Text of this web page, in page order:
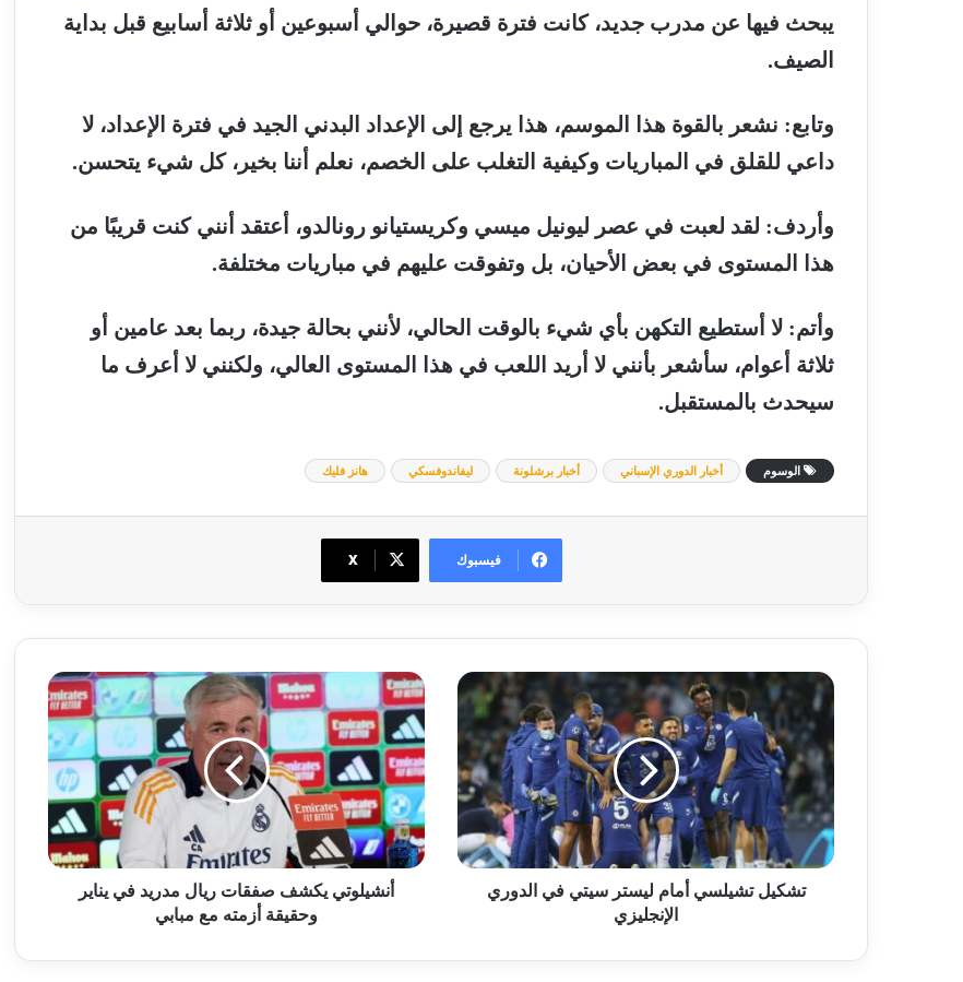
يبحث فيها عن مدرب جديد، كانت فترة قصيرة، حوالي أسبوعين أو ثلاثة أسابيع قبل بداية
الصيف.
وتابع: نشعر بالقوة هذا الموسم، هذا يرجع إلى الإعداد البدني الجيد في فترة الإعداد، لا
داعي للقلق في المباريات وكيفية التغلب على الخصم، نعلم أننا بخير، كل شيء يتحسن.
وأردف: لقد لعبت في عصر ليونيل ميسي وكريستيانو رونالدو، أعتقد أنني كنت قريبًا من
هذا
المستوى في بعض الأحيان، بل وتفوقت عليهم في مباريات مختلفة.
وأتم: لا أستطيع التكهن بأي شيء بالوقت الحالي، لأنني بحالة جيدة، ربما بعد عامين أو
ثلاثة أعوام، سأشعر بأنني لا أريد اللعب في هذا المستوى العالي، ولكنني لا أعرف ما
سيحدث بالمستقبل.
الوسوم أخبار الدوري الإسباني أخبار برشلونة ليفاندوفسكي هانز فليك
فيسبوك ‫X
تشكيل
تشيلسي
أمام
ليستر
سيتي
في
الدوري
الإنجليزي
تشكيل تشيلسي أمام ليستر سيتي في الدوري
الإنجليزي
أنشيلوتي
يكشف
صفقات
ريال
مدريد
في
يناير
وحقيقة
أزمته
أنشيلوتي يكشف صفقات ريال مدريد في يناير
وحقيقة أزمته مع مبابي